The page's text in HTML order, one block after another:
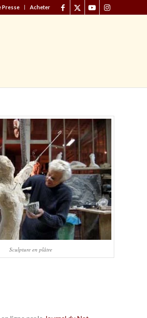
Presse Acheter
Sculpture en plâtre